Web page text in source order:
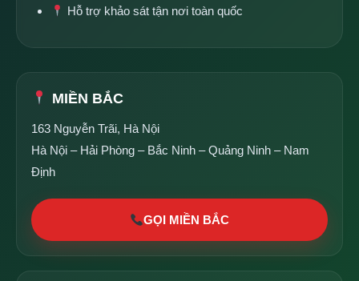
Hỗ trợ khảo sát tận nơi toàn quốc
MIỀN BẮC
163 Nguyễn Trãi, Hà Nội
Hà Nội – Hải Phòng – Bắc Ninh – Quảng Ninh – Nam
Định
GỌI MIỀN BẮC